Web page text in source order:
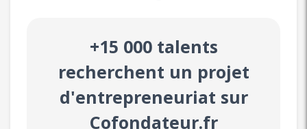
+15 000 talents
recherchent un projet
d'entrepreneuriat sur
Cofondateur.fr